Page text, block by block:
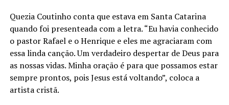
Quezia Coutinho conta que estava em Santa Catarina
quando foi presenteada com a letra. “Eu havia conhecido
o pastor Rafael e o Henrique e eles me agraciaram com
essa linda canção. Um verdadeiro despertar de Deus para
as nossas vidas. Minha oração é para que possamos estar
sempre prontos, pois Jesus está voltando”, coloca a
artista cristã.